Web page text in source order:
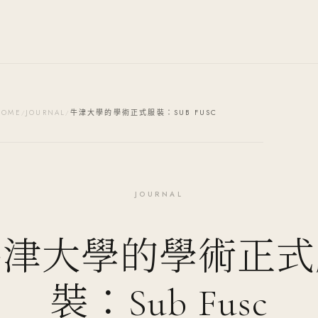
JOURNAL 牛津大學的學術正式服裝：SUB FUSC
JOURNAL
大學的學術正
裝：Sub Fusc